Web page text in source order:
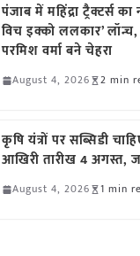
पंजाब में महिंद्रा ट्रैक्टर्स
विच इक्को ललकार’
परमिश वर्मा बने चेहरा
August 4, 2026 2 min
कृषि यंत्रों पर सब्सिडी
आखिरी तारीख 4 अगस्त,
August 4, 2026 1 min